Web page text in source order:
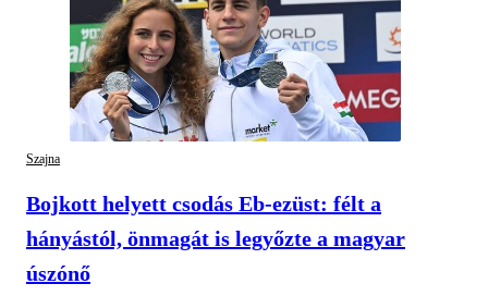
Szajna
Bojkott helyett csodás Eb-ezüst: félt a
hányástól, önmagát is legyőzte a magyar
úszónő